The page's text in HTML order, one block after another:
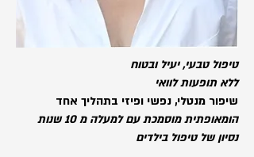
טיפול טבעי, יעיל ובטוח
ללא תופעות לוואי
שיפור מנטלי, נפשי ופיזי בתהליך אחד
הומאופתית מוסמכת עם למעלה מ 10 שנות
נסיון של טיפול בילדים